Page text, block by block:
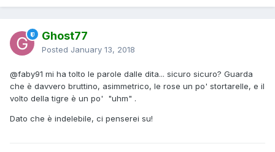
Ghost77
Posted January 13, 2018
@faby91 mi ha tolto le parole dalle dita... sicuro sicuro? Guarda
che è davvero bruttino, asimmetrico, le rose un po' stortarelle, e il
volto della tigre è un po' "uhm" .
Dato che è indelebile, ci penserei su!